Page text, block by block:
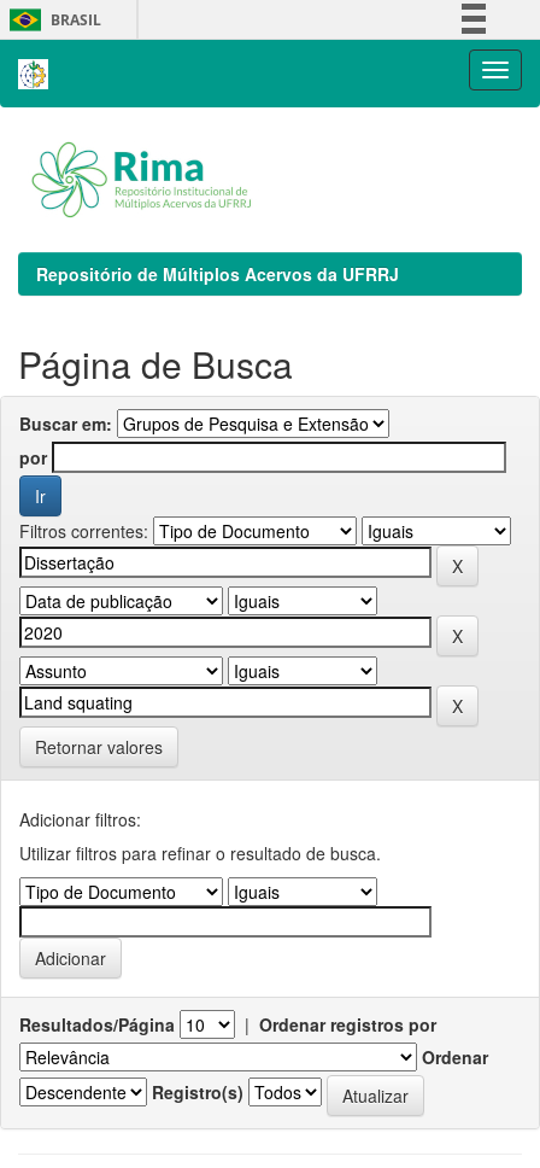
Skip
navigation
BRASIL
Repositório de Múltiplos Acervos da UFRRJ
Página de Busca
Buscar em:
por
Filtros correntes:
Retornar valores
Adicionar filtros:
Utilizar filtros para refinar o resultado de busca.
Resultados/Página | Ordenar registros por
Ordenar
Registro(s)